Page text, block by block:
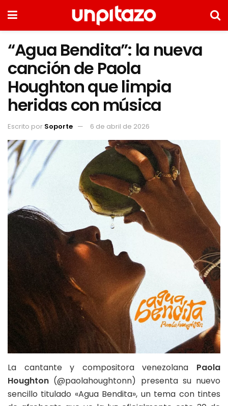
“Agua Bendita”: la nueva
canción de Paola
Houghton que limpia
heridas con música
Escrito por Soporte 6 de abril de 2026
La cantante y compositora venezolana Paola
Houghton (@paolahoughtonn) presenta su nuevo
sencillo titulado «Agua Bendita», un tema con tintes